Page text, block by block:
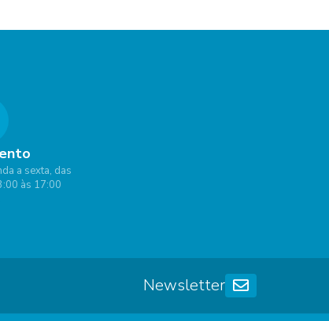
a sexta, das
às 17:00
Newsletter